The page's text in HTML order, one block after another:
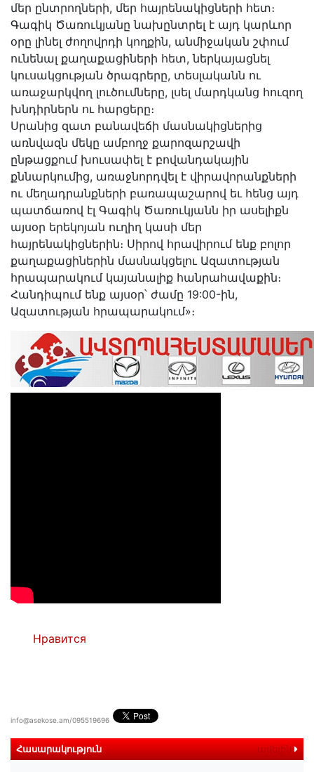
մեր ընտրողների, մեր հայրենակիցների հետ։
Գագիկ Ծառուկյանը նախընտրել է այդ կարևոր
օրը լինել ժողովրդի կողքին, անմիջական շփում
ունենալ քաղաքացիների հետ, ներկայացնել
կուսակցության ծրագրերը, տեսլականն ու
առաջարկվող լուծումները, լսել մարդկանց հուզող
խնդիրներն ու հարցերը։
Սրանից զատ բանավեճի մասնակիցներից
առնվազն մեկը ամբողջ քարոզարշավի
ընթացքում խուսափել է բովանդակային
քննարկումից, առաջնորդվել է վիրավորանքների
ու մեղադրանքների բառապաշարով եւ հենց այդ
պատճառով էլ Գագիկ Ծառուկյանն իր ասելիքն
այսօր երեկոյան ուղիղ կասի մեր
հայրենակիցներին։ Սիրով հրավիրում ենք բոլոր
քաղաքացիներին մասնակցելու Ազատության
հրապարակում կայանալիք հանրահավաքին։
Հանդիպում ենք այսօր՝ ժամը 19:00-ին,
Ազատության հրապարակում»։
Нравится
info@asekose.am/095519696
Հասարակություն ավելին